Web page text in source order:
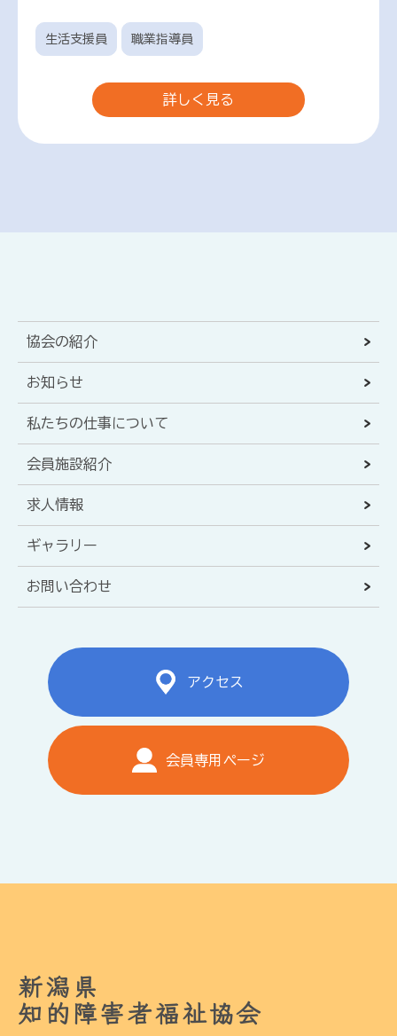
生活支援員 職業指導員
詳しく見る
協会の紹介
お知らせ
私たちの仕事について
会員施設紹介
求人情報
ギャラリー
お問い合わせ
アクセス
会員専用ページ
新潟県
知的障害者福祉協会